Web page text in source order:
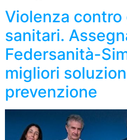
Violenza
sanitari.
Federsanità-
migliori
prevenzione